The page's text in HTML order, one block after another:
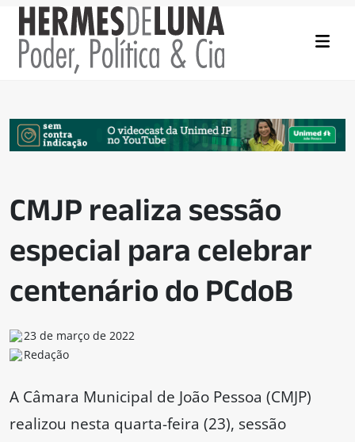
CMJP realiza sessão
especial para celebrar
centenário do PCdoB
23 de março de 2022
Redação
A Câmara Municipal de João Pessoa (CMJP)
realizou nesta quarta-feira (23), sessão